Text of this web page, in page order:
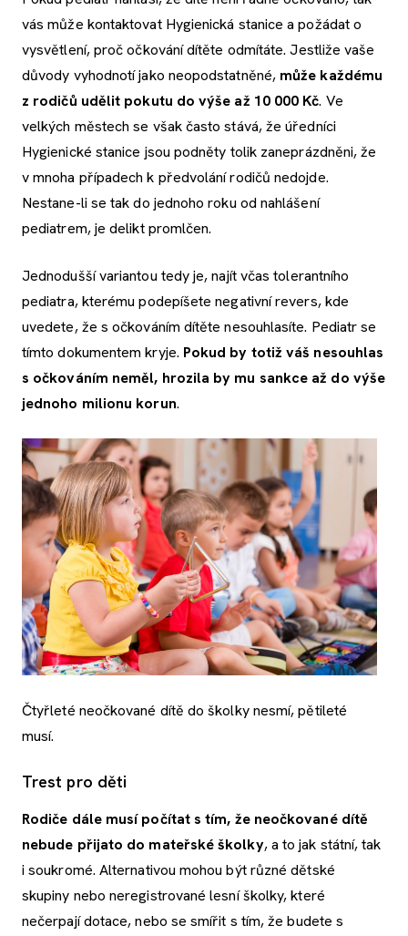
vás může kontaktovat Hygienická stanice a požádat o
vysvětlení, proč očkování dítěte odmítáte. Jestliže vaše
důvody vyhodnotí jako neopodstatněné, může každému
z rodičů udělit pokutu do výše až 10 000 Kč. Ve
velkých městech se však často stává, že úředníci
Hygienické stanice jsou podněty tolik zaneprázdněni, že
v mnoha případech k předvolání rodičů nedojde.
Nestane-li se tak do jednoho roku od nahlášení
pediatrem, je delikt promlčen.
Jednodušší variantou tedy je, najít včas tolerantního
pediatra, kterému podepíšete negativní revers, kde
uvedete, že s očkováním dítěte nesouhlasíte. Pediatr se
tímto dokumentem kryje. Pokud by totiž váš nesouhlas
s očkováním neměl, hrozila by mu sankce až do výše
jednoho milionu korun.
Čtyřleté neočkované dítě do školky nesmí, pětileté
musí.
Trest pro děti
Rodiče dále musí počítat s tím, že neočkované dítě
nebude přijato do mateřské školky, a to jak státní, tak
i soukromé. Alternativou mohou být různé dětské
skupiny nebo neregistrované lesní školky, které
nečerpají dotace, nebo se smířit s tím, že budete s